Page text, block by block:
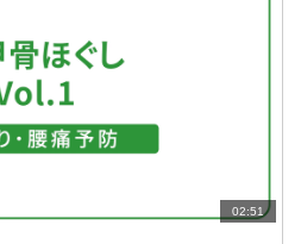
02:51